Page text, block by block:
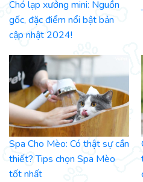
Chó lạp xưởng mini: Nguồn
gốc, đặc điểm nổi bật bản
cập nhật 2024!
Spa Cho Mèo: Có thật sự cần
thiết? Tips chọn Spa Mèo
tốt nhất